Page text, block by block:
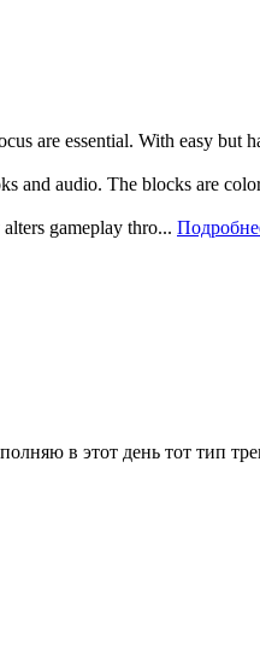
are essential. With easy but
and audio. The blocks are
gameplay thro...
в этот день тот тип